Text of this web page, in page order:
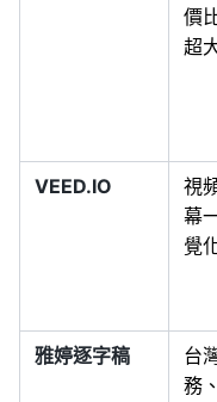
價
超
VEED.IO
視
幕
覺
雅婷逐字稿
台
務